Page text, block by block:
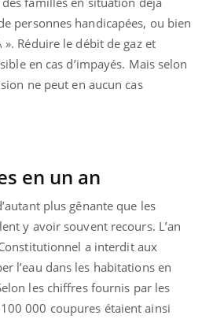
personnes handicapées, ou bien
». Réduire le débit de gaz et
en cas d’impayés. Mais selon
ne peut en aucun cas
en un an
plus gênante que les
y avoir souvent recours. L’an
a interdit aux
l’eau dans les habitations en
les chiffres fournis par les
100 000 coupures étaient ainsi